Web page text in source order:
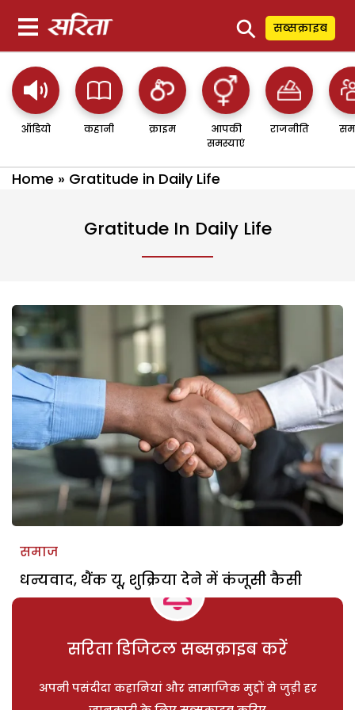
⚲ सब्सक्राइब
ऑडियो कहानी क्राइम
आपकी
समस्याएं
राजनीति
Home » Gratitude in Daily Life
Gratitude In Daily Life
समाज
धन्यवाद, थैंक यू, शुक्रिया देने में कंजूसी कैसी
सरिता डिजिटल सब्सक्राइब करें
अपनी पसंदीदा कहानियां और सामाजिक मुद्दों से जुड़ी हर